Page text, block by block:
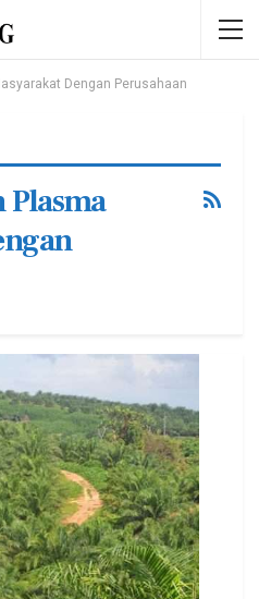
Dengan Perusahaan
Plasma